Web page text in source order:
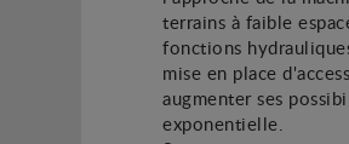
terrains à faible
fonctions
mise en place
augmenter ses
exponentielle.